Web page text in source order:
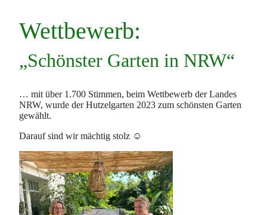
Wettbewerb:
„Schönster Garten in NRW“
… mit über 1.700 Stimmen, beim Wettbewerb der Landes
NRW, wurde der Hutzelgarten 2023 zum schönsten Garten
gewählt.
Darauf sind wir mächtig stolz ☺️